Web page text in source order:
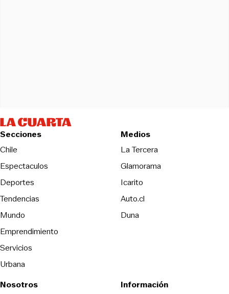
Secciones
Chile
Espectaculos
Deportes
Tendencias
Mundo
Emprendimiento
Servicios
Urbana
Medios
La TerceraOpens in new
Glamorama
Icarito
Auto.cl
DunaOpens in new window
Nosotros
Información